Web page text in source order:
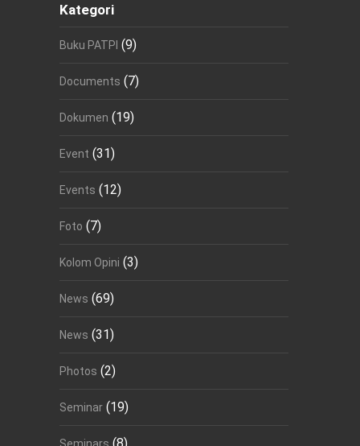
Kategori
Buku PATPI (9)
Documents (7)
Dokumen (19)
Event (31)
Events (12)
Foto (7)
Kolom Opini (3)
News (69)
News (31)
Photos (2)
Seminar(19)
Seminars (8)